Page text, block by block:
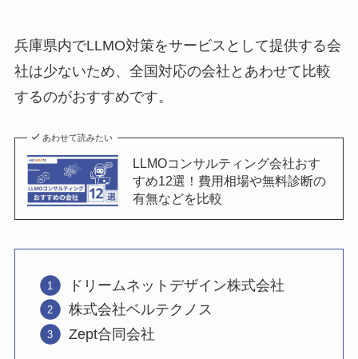
兵庫県内でLLMO対策をサービスとして提供する会
社は少ないため、全国対応の会社とあわせて比較
するのがおすすめです。
あわせて読みたい
LLMOコンサルティング会社おす
すめ12選！費用相場や無料診断の
有無などを比較
ドリームネットデザイン株式会社
株式会社ベルテクノス
Zept合同会社